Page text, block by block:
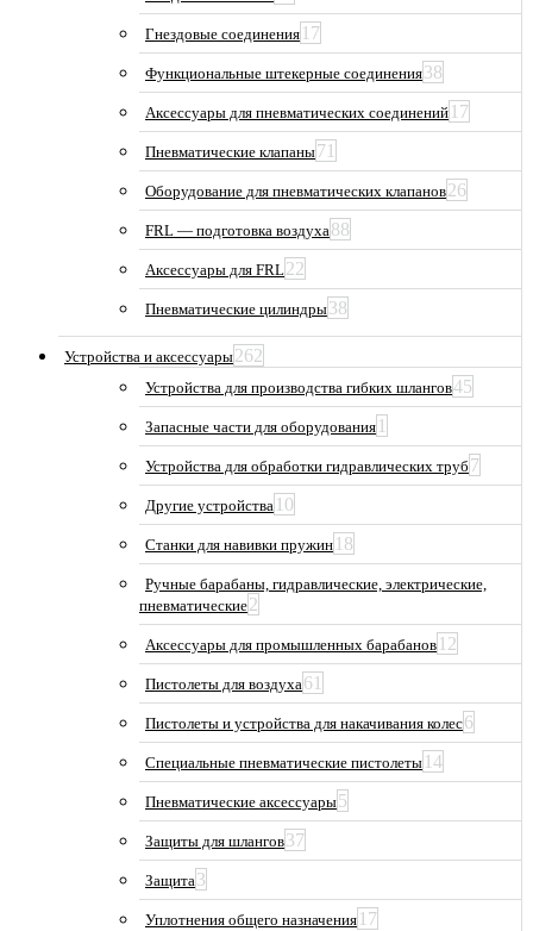
Гнездовые соединения 17
Функциональные штекерные соединения38
Аксессуары для пневматических соединений 17
Пневматические клапаны71
Оборудование для пневматических клапанов26
FRL — подготовка воздуха88
Аксессуары для FRL22
Пневматические цилиндры38
Устройства и аксессуары262
Устройства для производства гибких шлангов45
Запасные части для оборудования 1
Устройства для обработки гидравлических труб 7
Другие устройства 10
Станки для навивки пружин 18
Ручные барабаны, гидравлические, электрические,
пневматические2
Аксессуары для промышленных барабанов 12
Пистолеты для воздуха61
Пистолеты и устройства для накачивания колес6
Специальные пневматические пистолеты 14
Пневматические аксессуары5
Защиты для шлангов37
Защита3
Уплотнения общего назначения 17